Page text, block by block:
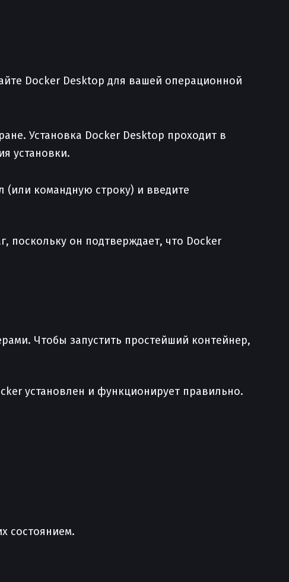
Docker Desktop для вашей операционной
Установка Docker Desktop проходит в
установки.
(или командную строку) и введите
поскольку он подтверждает, что Docker
Чтобы запустить простейший контейнер,
установлен и функционирует правильно.
состоянием.